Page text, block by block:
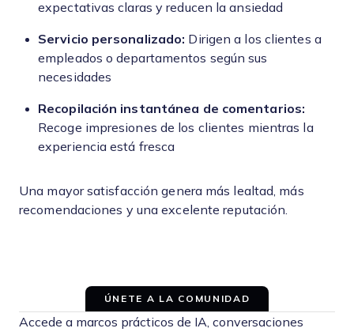
expectativas claras y reducen la ansiedad
Servicio personalizado: Dirigen a los clientes a
empleados o departamentos según sus
necesidades
Recopilación instantánea de comentarios:
Recoge impresiones de los clientes mientras la
experiencia está fresca
Una mayor satisfacción genera más lealtad, más
recomendaciones y una excelente reputación.
ÚNETE A LA COMUNIDAD
Accede a marcos prácticos de IA, conversaciones